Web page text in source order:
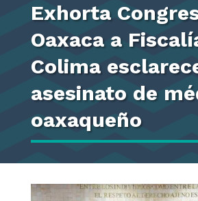
Exhorta
Oaxaca a
Colima
asesinato de
oaxaqueño